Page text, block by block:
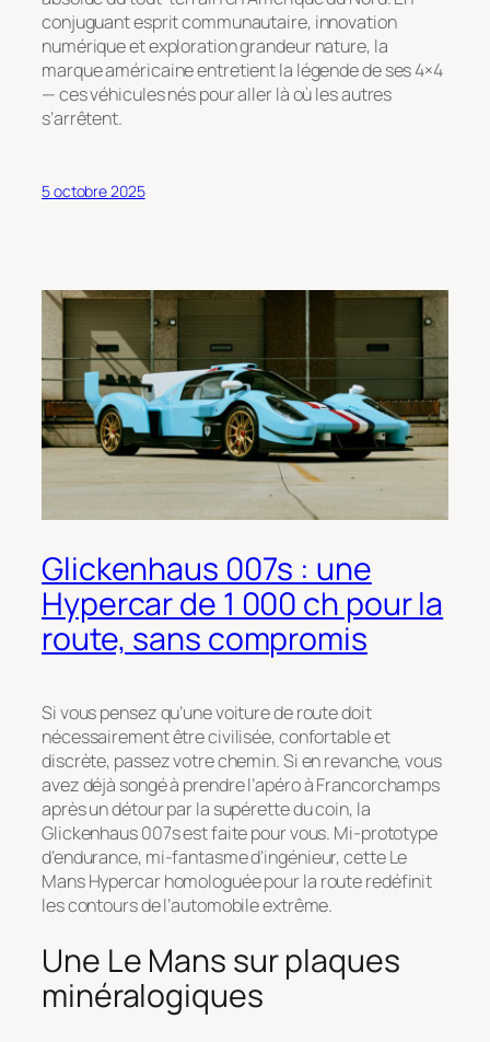
conjuguant esprit communautaire, innovation
numérique et exploration grandeur nature, la
marque américaine entretient la légende de ses 4×4
— ces véhicules nés pour aller là où les autres
s’arrêtent.
5 octobre 2025
Glickenhaus 007s : une
Hypercar de 1 000 ch pour la
route, sans compromis
Si vous pensez qu’une voiture de route doit
nécessairement être civilisée, confortable et
discrète, passez votre chemin. Si en revanche, vous
avez déjà songé à prendre l’apéro à Francorchamps
après un détour par la supérette du coin, la
Glickenhaus 007s est faite pour vous. Mi-prototype
d’endurance, mi-fantasme d’ingénieur, cette Le
Mans Hypercar homologuée pour la route redéfinit
les contours de l’automobile extrême.
Une Le Mans sur plaques
minéralogiques